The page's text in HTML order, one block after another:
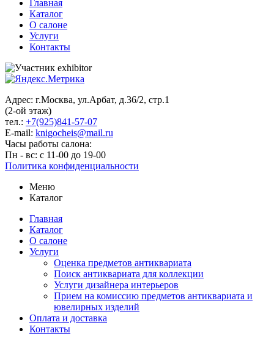
Главная
Каталог
О салоне
Услуги
Контакты
Адрес: г.Москва, ул.Арбат, д.36/2, стр.1
(2-ой этаж)
тел.: +7(925)841-57-07
E-mail: knigocheis@mail.ru
Часы работы салона:
Пн - вс: с 11-00 до 19-00
Политика конфиденциальности
Меню
Каталог
Главная
Каталог
О салоне
Услуги
Оценка предметов антиквариата
Поиск антиквариата для коллекции
Услуги дизайнера интерьеров
Прием на комиссию предметов антиквариата и
ювелирных изделий
Оплата и доставка
Контакты